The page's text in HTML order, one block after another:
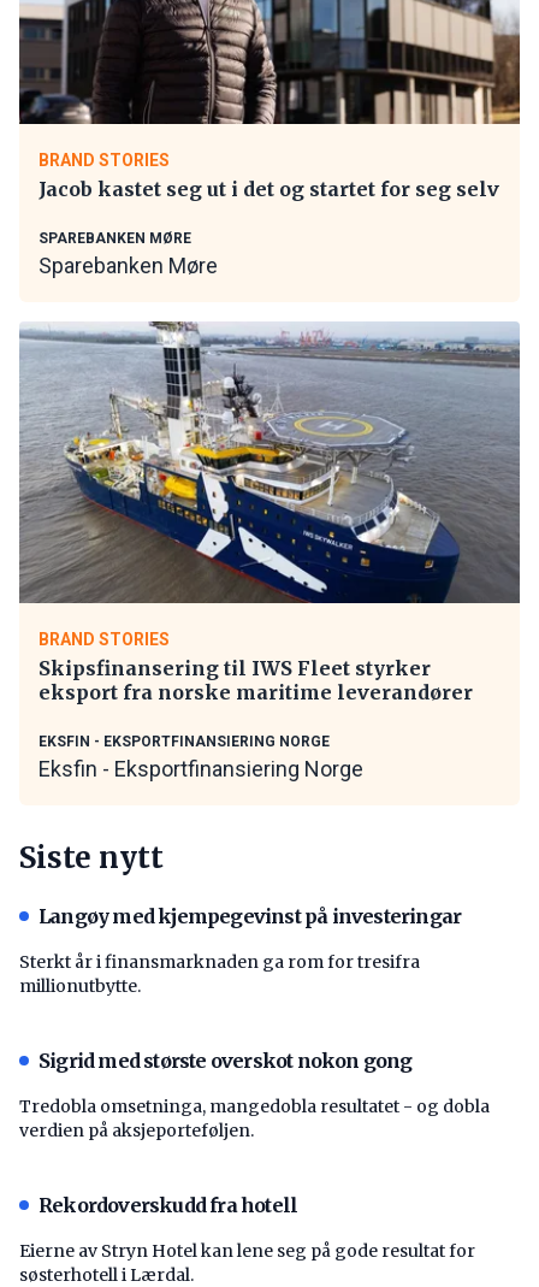
BRAND STORIES
Jacob kastet seg ut i det og startet for seg selv
SPAREBANKEN MØRE
Sparebanken Møre
BRAND STORIES
Skipsfinansering til IWS Fleet styrker
eksport fra norske maritime leverandører
EKSFIN - EKSPORTFINANSIERING NORGE
Eksfin - Eksportfinansiering Norge
Siste nytt
Langøy med kjempegevinst på investeringar
Sterkt år i finansmarknaden ga rom for tresifra
millionutbytte.
Sigrid med største overskot nokon gong
Tredobla omsetninga, mangedobla resultatet - og dobla
verdien på aksjeporteføljen.
Rekordoverskudd fra hotell
Eierne av Stryn Hotel kan lene seg på gode resultat for
søsterhotell i Lærdal.